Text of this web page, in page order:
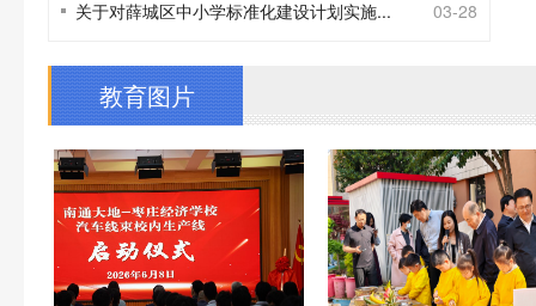
03-28
关于对薛城区中小学标准化建设计划实施...
教育图片